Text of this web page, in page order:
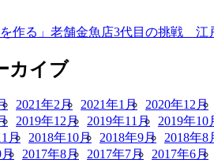
を作る」老舗金魚店3代目の挑戦
カイブ
2021年2月 2021年1月 2020年12月
2019年12月 2019年11月 2019年10
月 2018年10月 2018年9月 2018年8
月 2017年8月 2017年7月 2017年6月